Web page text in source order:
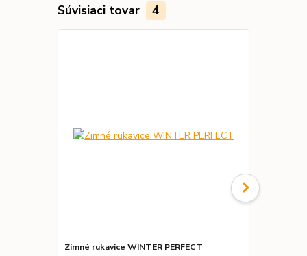
Súvisiaci tovar 4
Zimné rukavice WINTER PERFECT